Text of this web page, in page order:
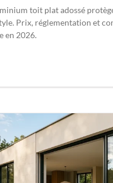
toit plat adossé
Prix, réglementation et
en 2026.